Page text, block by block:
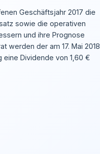
Geschäftsjahr 2017 die
sowie die operativen
und ihre Prognose
werden der am 17. Mai 2018
Dividende von 1,60 €